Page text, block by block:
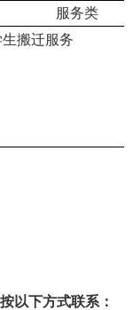
服务类
搬迁服务
以下方式联系：